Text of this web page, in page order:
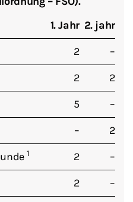
1. Jahr 2. jahr
2
–
2
2
5
–
–
2
1 2
–
2
–